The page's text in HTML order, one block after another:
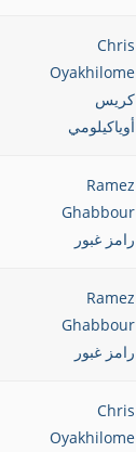
Chris
Oyakhilome
كريس
أوياكيلومي
Ramez
Ghabbour
رامز غبور
Ramez
Ghabbour
رامز غبور
Chris
Oyakhilome